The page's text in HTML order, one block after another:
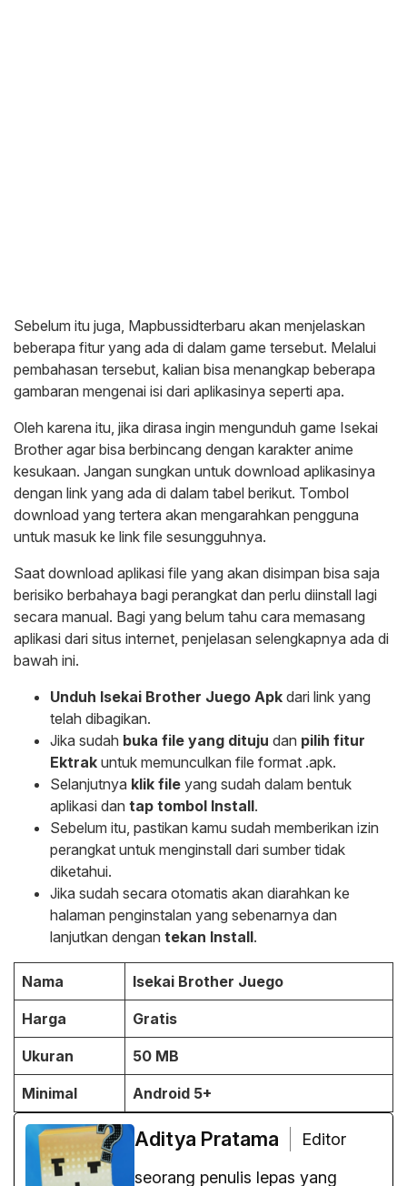
Sebelum itu juga, Mapbussidterbaru akan menjelaskan
beberapa fitur yang ada di dalam game tersebut. Melalui
pembahasan tersebut, kalian bisa menangkap beberapa
gambaran mengenai isi dari aplikasinya seperti apa.
Oleh karena itu, jika dirasa ingin mengunduh game Isekai
Brother agar bisa berbincang dengan karakter anime
kesukaan. Jangan sungkan untuk download aplikasinya
dengan link yang ada di dalam tabel berikut. Tombol
download yang tertera akan mengarahkan pengguna
untuk masuk ke link file sesungguhnya.
Saat download aplikasi file yang akan disimpan bisa saja
berisiko berbahaya bagi perangkat dan perlu diinstall lagi
secara manual. Bagi yang belum tahu cara memasang
aplikasi dari situs internet, penjelasan selengkapnya ada di
bawah ini.
Unduh Isekai Brother Juego Apk dari link yang
telah dibagikan.
Jika sudah buka file yang dituju dan pilih fitur
Ektrak untuk memunculkan file format .apk.
Selanjutnya klik file yang sudah dalam bentuk
aplikasi dan tap tombol Install.
Sebelum itu, pastikan kamu sudah memberikan izin
perangkat untuk menginstall dari sumber tidak
diketahui.
Jika sudah secara otomatis akan diarahkan ke
halaman penginstalan yang sebenarnya dan
lanjutkan dengan tekan Install.
Nama Isekai Brother Juego
Harga Gratis
Ukuran 50 MB
Minimal Android 5+
Aditya Pratama
Editor
seorang penulis lepas yang